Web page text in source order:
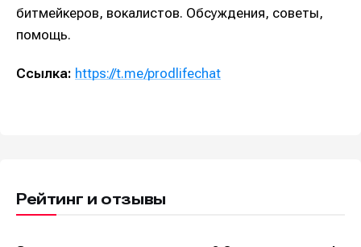
битмейкеров, вокалистов. Обсуждения, советы,
помощь.
Ссылка: https://t.me/prodlifechat
Рейтинг и отзывы